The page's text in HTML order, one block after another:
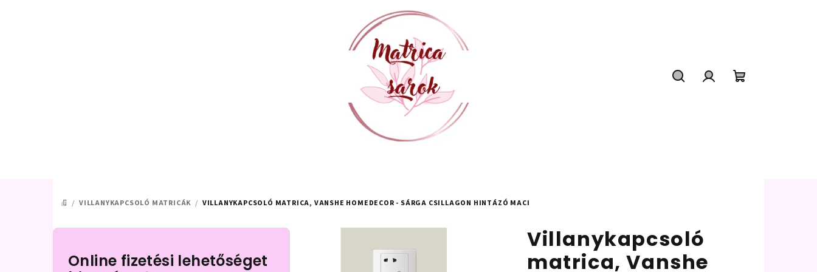
KEZDŐLAP
/ VILLANYKAPCSOLÓ MATRICÁK / VILLANYKAPCSOLÓ MATRICA, VANSHE HOMEDECOR - SÁRGA CSILLAGON HINTÁZÓ MACI
O
Online fizetési lehetőséget
Villanykapcsoló
matrica, Vanshe